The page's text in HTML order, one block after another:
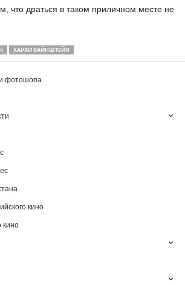
что драться в таком приличном месте не
ХАРВИ ВАЙНШТЕЙН
фотошопа
кино
кино